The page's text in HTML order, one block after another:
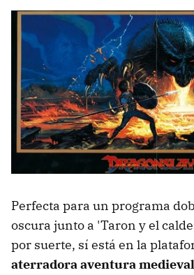
Perfecta para un programa
oscura junto a 'Taron y el
por suerte, sí está en la
aterradora aventura